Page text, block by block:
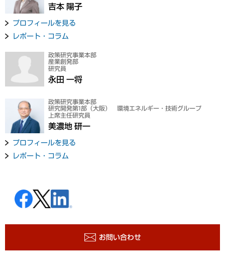
吉本 陽子
プロフィールを見る
レポート・コラム
政策研究事業本部
産業創発部
研究員
永田 一将
政策研究事業本部
研究開発第1部（大阪） 環境エネルギー・技術グループ
上席主任研究員
美濃地 研一
プロフィールを見る
レポート・コラム
お問い合わせ